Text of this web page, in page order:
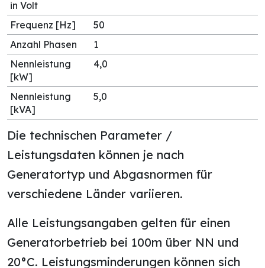
in Volt
Frequenz [Hz]
50
Anzahl Phasen
1
Nennleistung
[kW]
4,0
Nennleistung
[kVA]
5,0
Die technischen Parameter /
Leistungsdaten können je nach
Generatortyp und Abgasnormen für
verschiedene Länder variieren.
Alle Leistungsangaben gelten für einen
Generatorbetrieb bei 100m über NN und
20°C. Leistungsminderungen können sich